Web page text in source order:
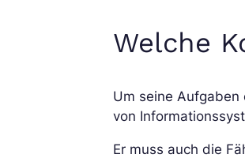
Welche
Um seine
von
Er muss auch die